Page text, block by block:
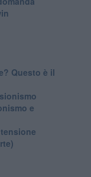
Questo è il
e